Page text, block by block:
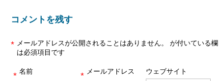
コメントを残す
メールアドレスが公開されることはありません。
*
が付いている欄
は必須項目です
名前
* メールアドレス
* ウェブサイト